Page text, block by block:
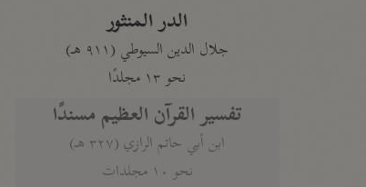
الدر المنثور
جلال الدين السيوطي (٩١١ هـ)
نحو ١٣ مجلدًا
تفسير القرآن العظيم مسندًا
ابن أبي حاتم الرازي (٣٢٧ هـ)
نحو ١٠ مجلدات